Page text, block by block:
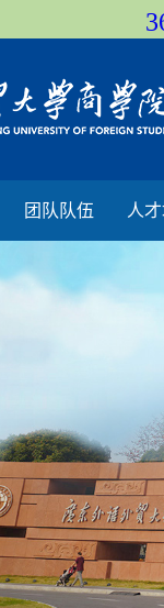
团队队伍 人